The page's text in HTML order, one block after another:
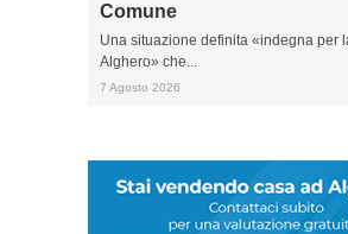
Comune
Una situazione definita «indegna per
Alghero» che...
7 Agosto 2026